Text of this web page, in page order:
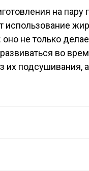
на
не только
во